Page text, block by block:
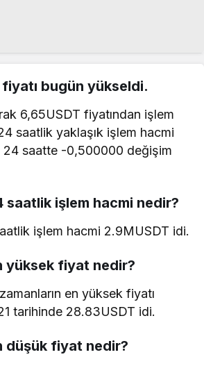
bugün yükseldi.
6,65USDT fiyatından işlem
saatlik yaklaşık işlem hacmi
24 saatte -0,500000 değişim
saatlik işlem hacmi nedir?
işlem hacmi 2.9MUSDT idi.
yüksek fiyat nedir?
en yüksek fiyatı
tarihinde 28.83USDT idi.
düşük fiyat nedir?